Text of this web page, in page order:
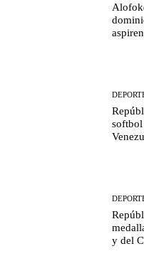
softbol
y del